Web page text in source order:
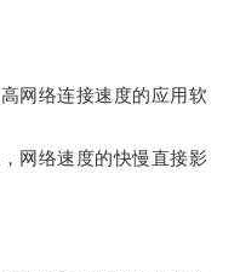
网络连接速度的应用软
网络速度的快慢直接影